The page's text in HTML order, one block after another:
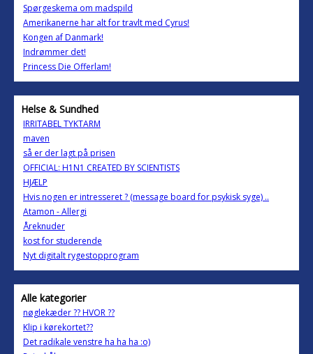
Spørgeskema om madspild
Amerikanerne har alt for travlt med Cyrus!
Kongen af Danmark!
Indrømmer det!
Princess Die Offerlam!
Helse & Sundhed
IRRITABEL TYKTARM
maven
så er der lagt på prisen
OFFICIAL: H1N1 CREATED BY SCIENTISTS
HJÆLP
Hvis nogen er intresseret ? (message board for psykisk syge) ..
Atamon - Allergi
Åreknuder
kost for studerende
Nyt digitalt rygestopprogram
Alle kategorier
nøglekæder ?? HVOR ??
Klip i kørekortet??
Det radikale venstre ha ha ha :o)